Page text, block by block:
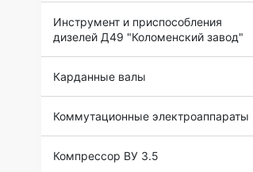
Инструмент и приспособления
дизелей Д49 "Коломенский завод"
Карданные валы
Коммутационные электроаппараты
Компрессор ВУ 3.5